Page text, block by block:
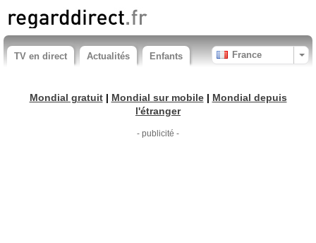
TV en direct Actualités Enfants France
Mondial gratuit| Mondial sur mobile| Mondial depuis
l'étranger
- publicité -